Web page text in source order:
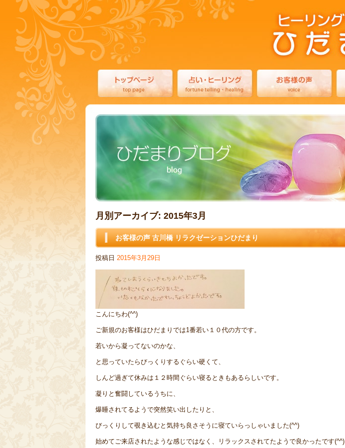
月別アーカイブ: 2015年3月
お客様の声 古川橋 リラクゼーションひだまり
投稿日 2015年3月29日
こんにちわ(^^)
ご新規のお客様はひだまりでは1番若い１０代の方です。
若いから凝ってないのかな、
と思っていたらびっくりするぐらい硬くて、
しんど過ぎて休みは１２時間ぐらい寝るときもあるらしいです。
凝りと奮闘しているうちに、
爆睡されてるようで突然笑い出したりと、
びっくりして覗き込むと気持ち良さそうに寝ていらっしゃいました(^^)
始めてご来店されたような感じではなく、リラックスされてたようで良かったです(^^)